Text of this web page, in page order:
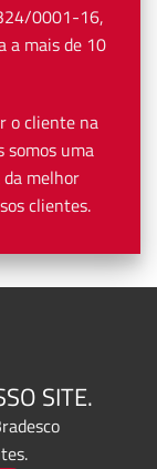
0001-16,
a mais de 10
o cliente na
somos uma
melhor
clientes.
SITE.